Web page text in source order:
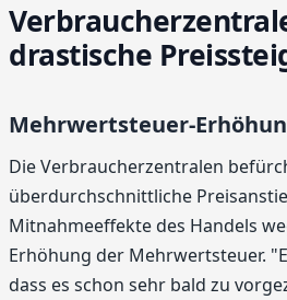
drastische
Mehrwertsteuer-
Die Verbraucherzentralen
überdurchschnittliche
Mitnahmeeffekte des Handels
Erhöhung der Mehrwertsteuer.
dass es schon sehr bald zu